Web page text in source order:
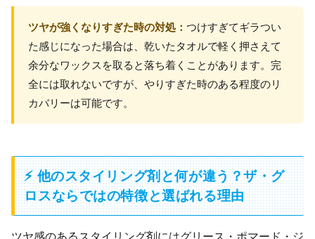
ツヤが強くなりすぎた時の対処： つけすぎてギラつい
た感じになった場合は、乾いたタオルで軽く押さえて
余分なワックスを取ると落ち着くことがあります。完
全には取れないですが、やりすぎた時のある程度のリ
カバリーは可能です。
⚡ 他のスタイリング剤と何が違う？ザ・グ
ロスならではの特徴と選ばれる理由